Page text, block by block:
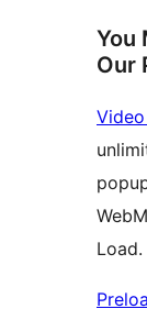
You
Our
Load.